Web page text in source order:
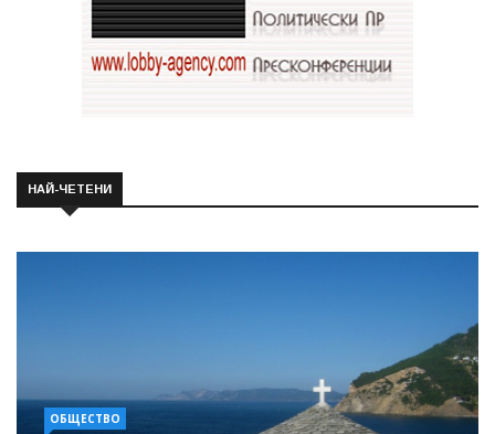
НАЙ-ЧЕТЕНИ
ОБЩЕСТВО